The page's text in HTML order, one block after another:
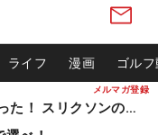
メルマガ登録
ライフ 漫画 ゴル
『4』が消え『R』が加わった！ スリクソンの新作